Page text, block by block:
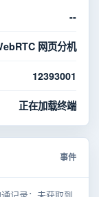
--
网页分机
12393001
正在加载终端
事件